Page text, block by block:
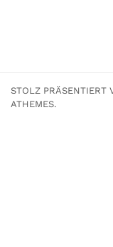
STOLZ PRÄSENTIERT
ATHEMES.